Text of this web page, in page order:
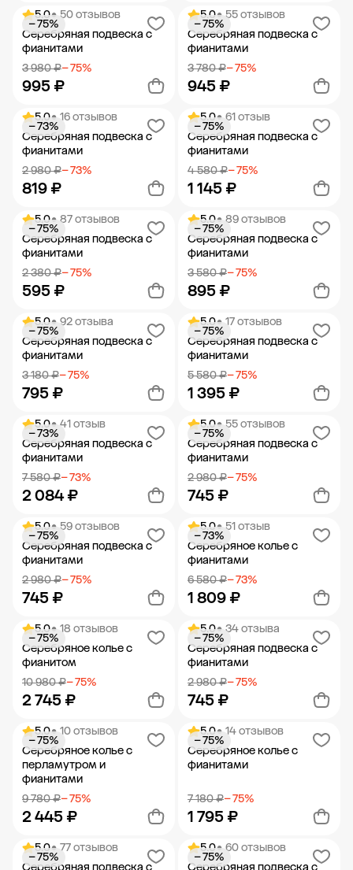
Добавить в корзину Добавить в корзину
5.0• 50 отзывов
Серебряная подвеска с
фианитами
3 980 ₽− 75%
995 ₽
− 75%
Добавить в корзину
5.0• 55 отзывов
Серебряная подвеска с
фианитами
3 780 ₽− 75%
945 ₽
− 75%
Добавить в корзину
5.0• 16 отзывов
Серебряная подвеска с
фианитами
2 980 ₽− 73%
819 ₽
− 73%
Добавить в корзину
5.0• 61 отзыв
Серебряная подвеска с
фианитами
4 580 ₽− 75%
1 145 ₽
− 75%
Добавить в корзину
5.0• 87 отзывов
Серебряная подвеска с
фианитами
2 380 ₽− 75%
595 ₽
− 75%
Добавить в корзину
5.0• 89 отзывов
Серебряная подвеска с
фианитами
3 580 ₽− 75%
895 ₽
− 75%
Добавить в корзину
5.0• 92 отзыва
Серебряная подвеска с
фианитами
3 180 ₽− 75%
795 ₽
− 75%
Добавить в корзину
5.0• 17 отзывов
Серебряная подвеска с
фианитами
5 580 ₽− 75%
1 395 ₽
− 75%
Добавить в корзину
5.0• 41 отзыв
Серебряная подвеска с
фианитами
7 580 ₽− 73%
2 084 ₽
− 73%
Добавить в корзину
5.0• 55 отзывов
Серебряная подвеска с
фианитами
2 980 ₽− 75%
745 ₽
− 75%
Добавить в корзину
5.0• 59 отзывов
Серебряная подвеска с
фианитами
2 980 ₽− 75%
745 ₽
− 75%
Добавить в корзину
5.0• 51 отзыв
Серебряное колье с
фианитами
6 580 ₽− 73%
1 809 ₽
− 73%
Добавить в корзину
5.0• 18 отзывов
Серебряное колье с
фианитом
10 980 ₽− 75%
2 745 ₽
− 75%
Добавить в корзину
5.0• 34 отзыва
Серебряная подвеска с
фианитами
2 980 ₽− 75%
745 ₽
− 75%
Добавить в корзину
5.0• 10 отзывов
Серебряное колье с
перламутром и
фианитами
9 780 ₽− 75%
2 445 ₽
− 75%
Добавить в корзину
5.0• 14 отзывов
Серебряное колье с
фианитами
7 180 ₽− 75%
1 795 ₽
− 75%
Добавить в корзину
5.0• 77 отзывов
Серебряная подвеска с
− 75%
5.0• 60 отзывов
Серебряная подвеска с
− 75%